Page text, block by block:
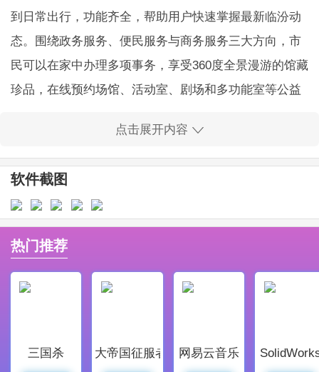
到日常出行，功能齐全，帮助用户快速掌握最新临汾动
态。围绕政务服务、便民服务与商务服务三大方向，市
民可以在家中办理多项事务，享受360度全景漫游的馆藏
珍品，在线预约场馆、活动室、剧场和多功能室等公益
软件功能
1、在线预约场馆、活动室、剧场、多功能室等公益文化
场地，享受专属文化空间。
2、通过360度全景漫游浏览馆藏珍品，足不出户就能观
赏各类展览，获取丰富资讯。
3、在线查看全市文化活动信息，包含最新活动、完整安
1、这是一款将新闻资讯、政务服务、便民服务与商务服
点击展开内容
软件截图
热门推荐
三国杀 大帝国征服者 网易云音乐